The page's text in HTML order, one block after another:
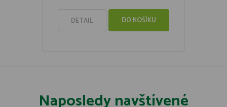
DETAIL DO KOŠÍKU
Naposledy navštívené